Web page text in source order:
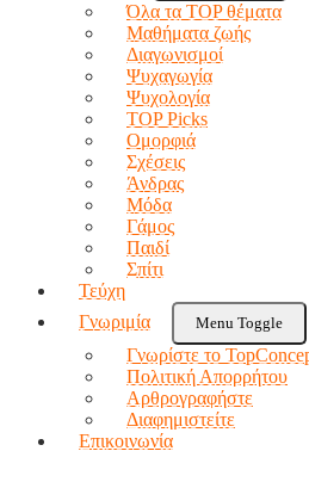
Όλα τα TOP θέματα
Μαθήματα ζωής
Διαγωνισμοί
Ψυχαγωγία
Ψυχολογία
TOP Picks
Ομορφιά
Σχέσεις
Άνδρας
Μόδα
Γάμος
Παιδί
Σπίτι
Τεύχη
Γνωριμία
Menu Toggle
Γνωρίστε το
Πολιτική Απορρήτου
Αρθρογραφήστε
Διαφημιστείτε
Επικοινωνία